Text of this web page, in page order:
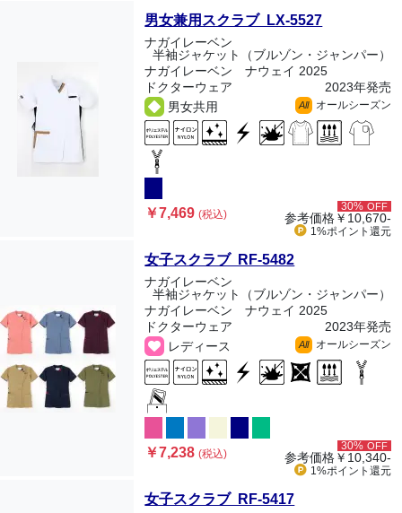
男女兼用スクラブ LX-5527
ナガイレーベン
半袖ジャケット（ブルゾン・ジャンパー）
ナガイレーベン ナウェイ 2025
ドクターウェア
2023年発売
男女共用
All オールシーズン
￥7,469(税込)
30% OFF
参考価格￥10,670-
1%ポイント 還元
女子スクラブ RF-5482
ナガイレーベン
半袖ジャケット（ブルゾン・ジャンパー）
ナガイレーベン ナウェイ 2025
ドクターウェア
2023年発売
レディース
All オールシーズン
￥7,238(税込)
30% OFF
参考価格￥10,340-
1%ポイント 還元
女子スクラブ RF-5417